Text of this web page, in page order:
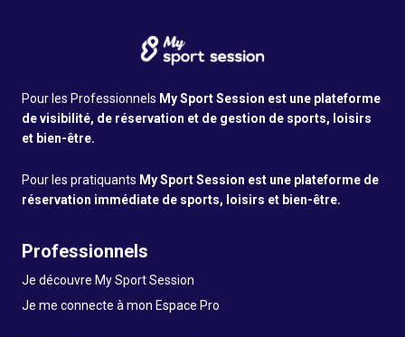
Pour les Professionnels My Sport Session est une plateforme
de visibilité, de réservation et de gestion de sports, loisirs
et bien-être.
Pour les pratiquants My Sport Session est une plateforme de
réservation immédiate de sports, loisirs et bien-être.
Professionnels
Je découvre My Sport Session
Je me connecte à mon Espace Pro